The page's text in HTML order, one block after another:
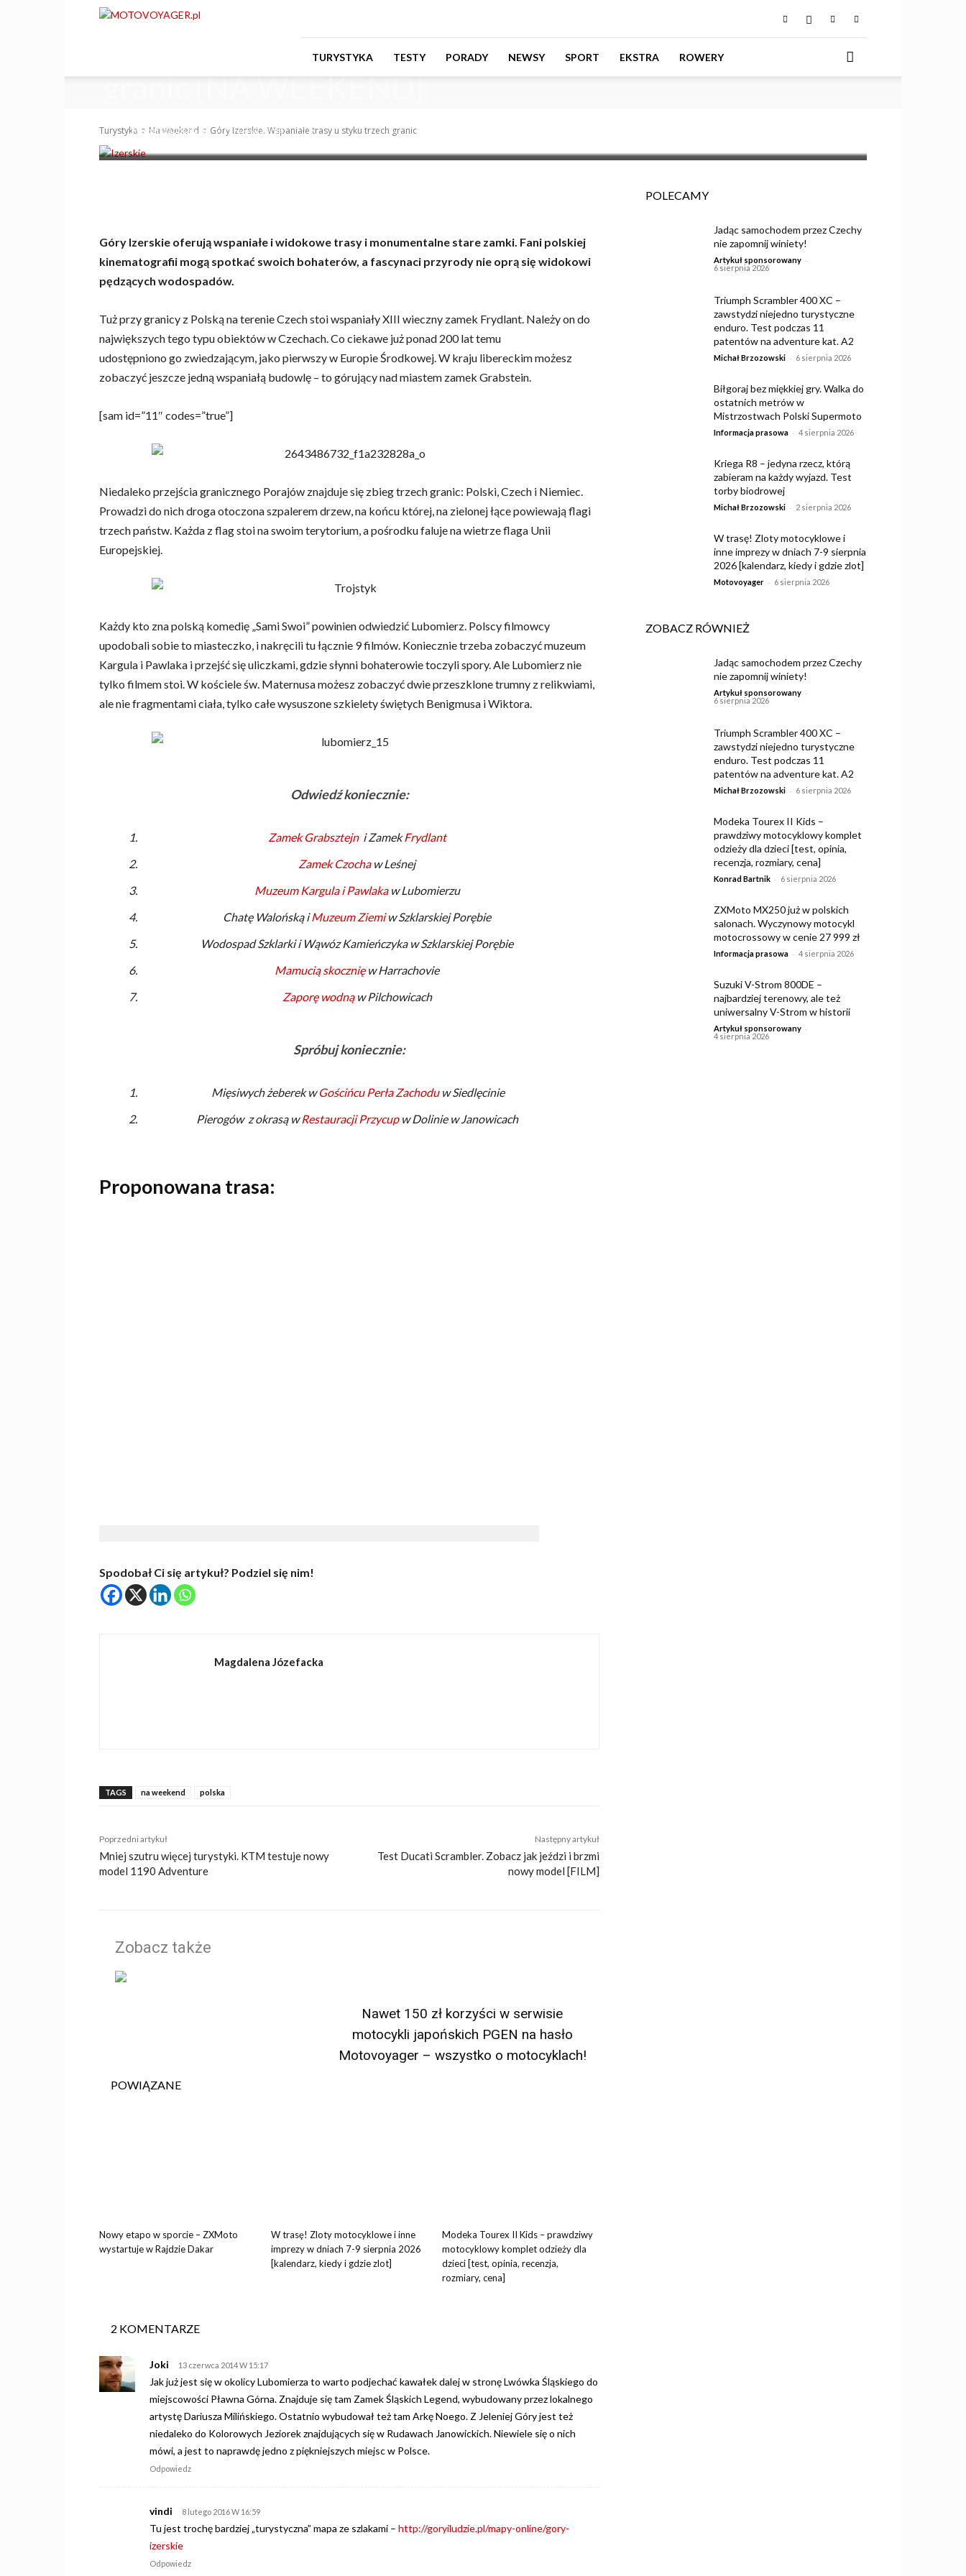
Motovoyager
TURYSTYKA TESTY PORADY NEWSY SPORT EKSTRA ROWERY
Turystyka Na weekend Góry Izerskie. Wspaniałe trasy u styku trzech granic
Góry Izerskie. Wspaniałe trasy u styku trzech
granic [NA WEEKEND]
Magdalena Józefacka - 12 czerwca 2014 2
Góry Izerskie oferują wspaniałe i widokowe trasy i monumentalne stare zamki. Fani polskiej
kinematografii mogą spotkać swoich bohaterów, a fascynaci przyrody nie oprą się widokowi
pędzących wodospadów.
Tuż przy granicy z Polską na terenie Czech stoi wspaniały XIII wieczny zamek Frydlant. Należy on do
największych tego typu obiektów w Czechach. Co ciekawe już ponad 200 lat temu
udostępniono go zwiedzającym, jako pierwszy w Europie Środkowej. W kraju libereckim możesz
zobaczyć jeszcze jedną wspaniałą budowlę – to górujący nad miastem zamek Grabstein.
[sam id=”11″ codes=”true”]
Niedaleko przejścia granicznego Porajów znajduje się zbieg trzech granic: Polski, Czech i Niemiec.
Prowadzi do nich droga otoczona szpalerem drzew, na końcu której, na zielonej łące powiewają flagi
trzech państw. Każda z flag stoi na swoim terytorium, a pośrodku faluje na wietrze flaga Unii
Europejskiej.
Każdy kto zna polską komedię „Sami Swoi” powinien odwiedzić Lubomierz. Polscy filmowcy
upodobali sobie to miasteczko, i nakręcili tu łącznie 9 filmów. Koniecznie trzeba zobaczyć muzeum
Kargula i Pawlaka i przejść się uliczkami, gdzie słynni bohaterowie toczyli spory. Ale Lubomierz nie
tylko filmem stoi. W kościele św. Maternusa możesz zobaczyć dwie przeszklone trumny z relikwiami,
ale nie fragmentami ciała, tylko całe wysuszone szkielety świętych Benigmusa i Wiktora.
Odwiedź koniecznie:
Zamek Grabsztejn i ZamekFrydlant
Zamek Czocha w Leśnej
Muzeum Kargula i Pawlakaw Lubomierzu
Chatę Walońską iMuzeum Ziemiw Szklarskiej Porębie
Wodospad Szklarki i Wąwóz Kamieńczyka w Szklarskiej Porębie
Mamucią skocznięw Harrachovie
Zaporę wodnąw Pilchowicach
Spróbuj koniecznie:
Mięsiwych żeberek wGościńcu Perła Zachoduw Siedlęcinie
Pierogów z okrasą wRestauracji Przycup w Dolinie w Janowicach
Proponowana trasa:
Spodobał Ci się artykuł? Podziel się nim!
Magdalena Józefacka
TAGS na weekend polska
Poprzedni artykuł
Mniej szutru więcej turystyki. KTM testuje nowy
model 1190 Adventure
Następny artykuł
Test Ducati Scrambler. Zobacz jak jeździ i brzmi
nowy model [FILM]
Zobacz także
Nawet 150 zł korzyści w serwisie
motocykli japońskich PGEN na hasło
Motovoyager – wszystko o motocyklach!
POWIĄZANE
Nowy etapo w sporcie – ZXMoto
wystartuje w Rajdzie Dakar
W trasę! Zloty motocyklowe i inne
imprezy w dniach 7-9 sierpnia 2026
[kalendarz, kiedy i gdzie zlot]
Modeka Tourex II Kids – prawdziwy
motocyklowy komplet odzieży dla
dzieci [test, opinia, recenzja,
rozmiary, cena]
2 KOMENTARZE
Joki 13 czerwca 2014 W 15:17
Jak już jest się w okolicy Lubomierza to warto podjechać kawałek dalej w stronę Lwówka Śląskiego do
miejscowości Pławna Górna. Znajduje się tam Zamek Śląskich Legend, wybudowany przez lokalnego
artystę Dariusza Milińskiego. Ostatnio wybudował też tam Arkę Noego. Z Jeleniej Góry jest też
niedaleko do Kolorowych Jeziorek znajdujących się w Rudawach Janowickich. Niewiele się o nich
mówi, a jest to naprawdę jedno z piękniejszych miejsc w Polsce.
Odpowiedz
vindi 8 lutego 2016 W 16:59
Tu jest trochę bardziej „turystyczna” mapa ze szlakami – http://goryiludzie.pl/mapy-online/gory-
izerskie
Odpowiedz
POLECAMY
Jadąc samochodem przez Czechy
nie zapomnij winiety!
Artykuł sponsorowany -
6 sierpnia 2026
Triumph Scrambler 400 XC –
zawstydzi niejedno turystyczne
enduro. Test podczas 11
patentów na adventure kat. A2
Michał Brzozowski - 6 sierpnia 2026
Biłgoraj bez miękkiej gry. Walka do
ostatnich metrów w
Mistrzostwach Polski Supermoto
Informacja prasowa - 4 sierpnia 2026
Kriega R8 – jedyna rzecz, którą
zabieram na każdy wyjazd. Test
torby biodrowej
Michał Brzozowski - 2 sierpnia 2026
W trasę! Zloty motocyklowe i
inne imprezy w dniach 7-9 sierpnia
2026 [kalendarz, kiedy i gdzie zlot]
Motovoyager - 6 sierpnia 2026
ZOBACZ RÓWNIEŻ
Jadąc samochodem przez Czechy
nie zapomnij winiety!
Artykuł sponsorowany -
6 sierpnia 2026
Triumph Scrambler 400 XC –
zawstydzi niejedno turystyczne
enduro. Test podczas 11
patentów na adventure kat. A2
Michał Brzozowski - 6 sierpnia 2026
Modeka Tourex II Kids –
prawdziwy motocyklowy komplet
odzieży dla dzieci [test, opinia,
recenzja, rozmiary, cena]
Konrad Bartnik - 6 sierpnia 2026
ZXMoto MX250 już w polskich
salonach. Wyczynowy motocykl
motocrossowy w cenie 27 999 zł
Informacja prasowa - 4 sierpnia 2026
Suzuki V-Strom 800DE –
najbardziej terenowy, ale też
uniwersalny V-Strom w historii
Artykuł sponsorowany -
4 sierpnia 2026